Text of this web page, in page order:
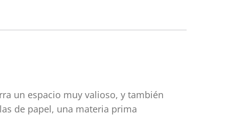
un espacio muy valioso, y también
de papel, una materia prima